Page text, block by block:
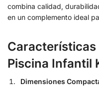
combina calidad,
en un complemento ideal
Características
Piscina Infantil
Dimensiones